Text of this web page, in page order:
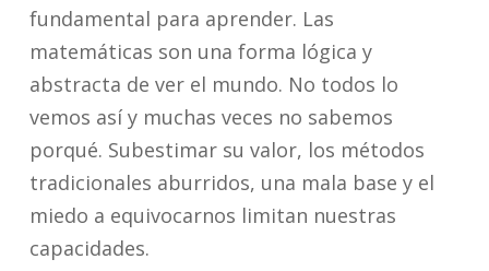
fundamental para aprender. Las
matemáticas son una forma lógica y
abstracta de ver el mundo. No todos lo
vemos así y muchas veces no sabemos
porqué. Subestimar su valor, los métodos
tradicionales aburridos, una mala base y el
miedo a equivocarnos limitan nuestras
capacidades.